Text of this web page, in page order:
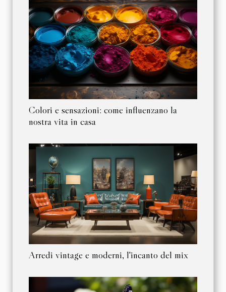
Colori e sensazioni: come influenzano la
nostra vita in casa
Arredi vintage e moderni, l'incanto del mix